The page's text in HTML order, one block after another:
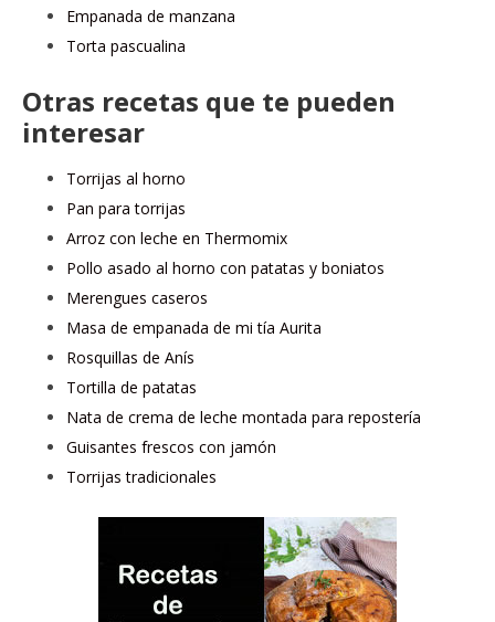
Empanada de manzana
Torta pascualina
Otras recetas que te pueden
interesar
Torrijas al horno
Pan para torrijas
Arroz con leche en Thermomix
Pollo asado al horno con patatas y boniatos
Merengues caseros
Masa de empanada de mi tía Aurita
Rosquillas de Anís
Tortilla de patatas
Nata de crema de leche montada para repostería
Guisantes frescos con jamón
Torrijas tradicionales